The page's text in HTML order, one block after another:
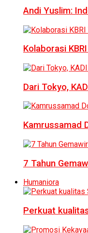
Andi Yuslim:
Kolaborasi
Dari Tokyo,
Kamrussamad
7 Tahun
Humaniora
Perkuat